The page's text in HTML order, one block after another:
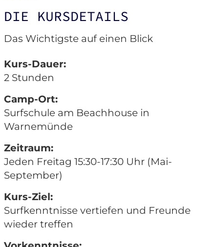
DIE KURSDETAILS
Das Wichtigste auf einen Blick
Kurs-Dauer:
2 Stunden
Camp-Ort:
Surfschule am Beachhouse in
Warnemünde
Zeitraum:
Jeden Freitag 15:30-17:30 Uhr (Mai-
September)
Kurs-Ziel:
Surfkenntnisse vertiefen und Freunde
wieder treffen